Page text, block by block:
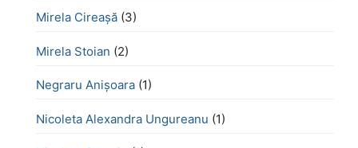
Mirela Cireașă (3)
Mirela Stoian (2)
Negraru Anișoara (1)
Nicoleta Alexandra Ungureanu (1)